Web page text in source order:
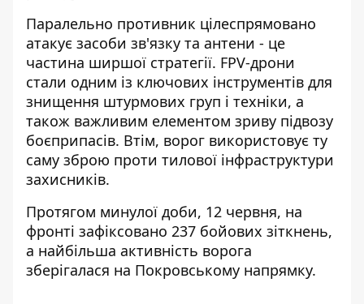
Паралельно противник цілеспрямовано
атакує засоби зв'язку та антени - це
частина ширшої стратегії. FPV-дрони
стали одним із ключових інструментів для
знищення штурмових груп і техніки, а
також важливим елементом зриву підвозу
боєприпасів. Втім, ворог використовує ту
саму зброю проти тилової інфраструктури
захисників.
Протягом минулої доби, 12 червня, на
фронті зафіксовано 237 бойових зіткнень,
а найбільша активність ворога
зберігалася на Покровському напрямку.